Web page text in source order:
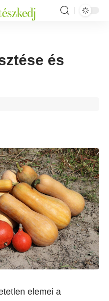
és
elemei a